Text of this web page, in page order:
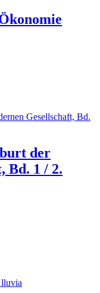
der
Bd. 1 / 2.